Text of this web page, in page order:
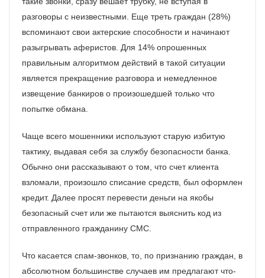
разговоры с неизвестными. Еще треть граждан (28%)
вспоминают свои актерские способности и начинают
разыгрывать аферистов. Для 14% опрошенных
правильным алгоритмом действий в такой ситуации
является прекращение разговора и немедленное
извещение банкиров о произошедшей только что
попытке обмана.
Чаще всего мошенники используют старую избитую
тактику, выдавая себя за службу безопасности банка.
Обычно они рассказывают о том, что счет клиента
взломали, произошло списание средств, был оформлен
кредит. Далее просят перевести деньги на якобы
безопасный счет или же пытаются выяснить код из
отправленного гражданину СМС.
Что касается спам-звонков, то, по признанию граждан, в
абсолютном большинстве случаев им предлагают что-